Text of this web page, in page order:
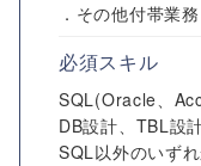
．その他付帯業務
必須スキル
SQL(Oracle、
DB設計、TBL設
SQL以外のいず